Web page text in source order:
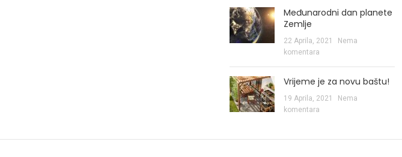
Međunarodni dan planete
Zemlje
22 Aprila, 2021
Nema
komentara
Vrijeme je za novu baštu!
19 Aprila, 2021
Nema
komentara